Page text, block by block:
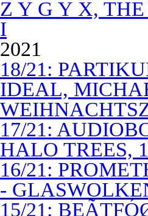
Z Y G Y X,
I
2021
18/21:
IDEAL,
17/21:
HALO TREES,
16/21:
-
15/21: